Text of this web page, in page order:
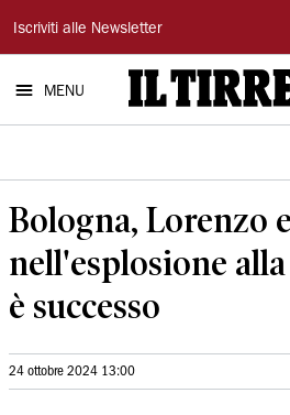
Il
Tirreno
Iscriviti alle Newsletter
MENU
Bologna, Lorenzo
nell'esplosione
è successo
24 ottobre 2024 13:00